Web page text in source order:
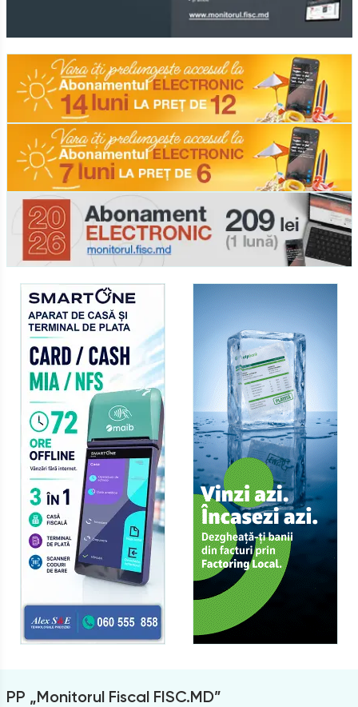
PP „Monitorul Fiscal FISC.MD”